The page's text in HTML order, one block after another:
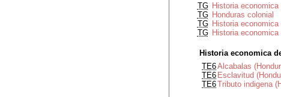
TG Historia economica
TG Honduras colonial
TG Historia
TG Historia
Historia economica
TE6Alcabalas
TE6 Esclavitud
TE6Tributo indigena